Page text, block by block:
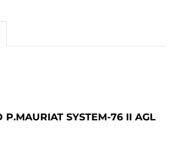
P.MAURIAT SYSTEM-76 II AGL